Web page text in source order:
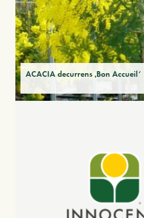
ACACIA decurrens ‚Bon Accueil‘